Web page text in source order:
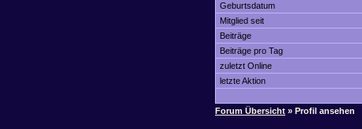
Geburtsdatum
Mitglied seit
Beiträge
Beiträge pro Tag
zuletzt Online
letzte Aktion
Forum Übersicht » Profil ansehen